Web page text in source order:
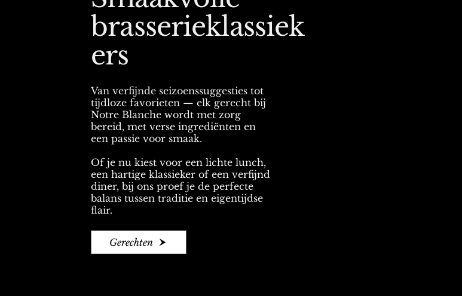
brasserieklassiek
ers
Van verfijnde seizoenssuggesties tot
tijdloze favorieten — elk gerecht bij
Notre Blanche wordt met zorg
bereid, met verse ingrediënten en
een passie voor smaak.
Of je nu kiest voor een lichte lunch,
een hartige klassieker of een verfijnd
diner, bij ons proef je de perfecte
balans tussen traditie en eigentijdse
flair.
Gerechten